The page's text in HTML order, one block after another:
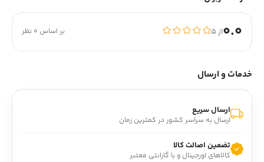
0.0از ۵ بر اساس 0 نظر
خدمات و ارسال
ارسال سریع
ارسال به سراسر کشور در کمترین زمان
تضمین اصالت کالا
کالاهای اورجینال و با گارانتی معتبر